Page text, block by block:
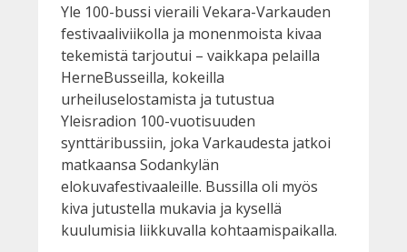
Yle 100-bussi vieraili Vekara-Varkauden
festivaaliviikolla ja monenmoista kivaa
tekemistä tarjoutui – vaikkapa pelailla
HerneBusseilla, kokeilla
urheiluselostamista ja tutustua
Yleisradion 100-vuotisuuden
synttäribussiin, joka Varkaudesta jatkoi
matkaansa Sodankylän
elokuvafestivaaleille. Bussilla oli myös
kiva jutustella mukavia ja kysellä
kuulumisia liikkuvalla kohtaamispaikalla.